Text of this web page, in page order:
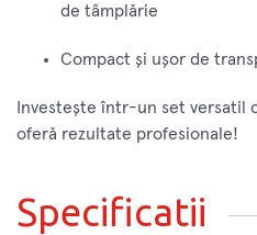
de tâmplărie
Compact și ușor de
Investește într-un set versatil
oferă rezultate profesionale!
Specificatii